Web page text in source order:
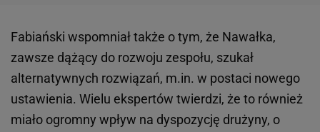
Fabiański wspomniał także o tym, że Nawałka,
zawsze dążący do rozwoju zespołu, szukał
alternatywnych rozwiązań, m.in. w postaci nowego
ustawienia. Wielu ekspertów twierdzi, że to również
miało ogromny wpływ na dyspozycję drużyny, o